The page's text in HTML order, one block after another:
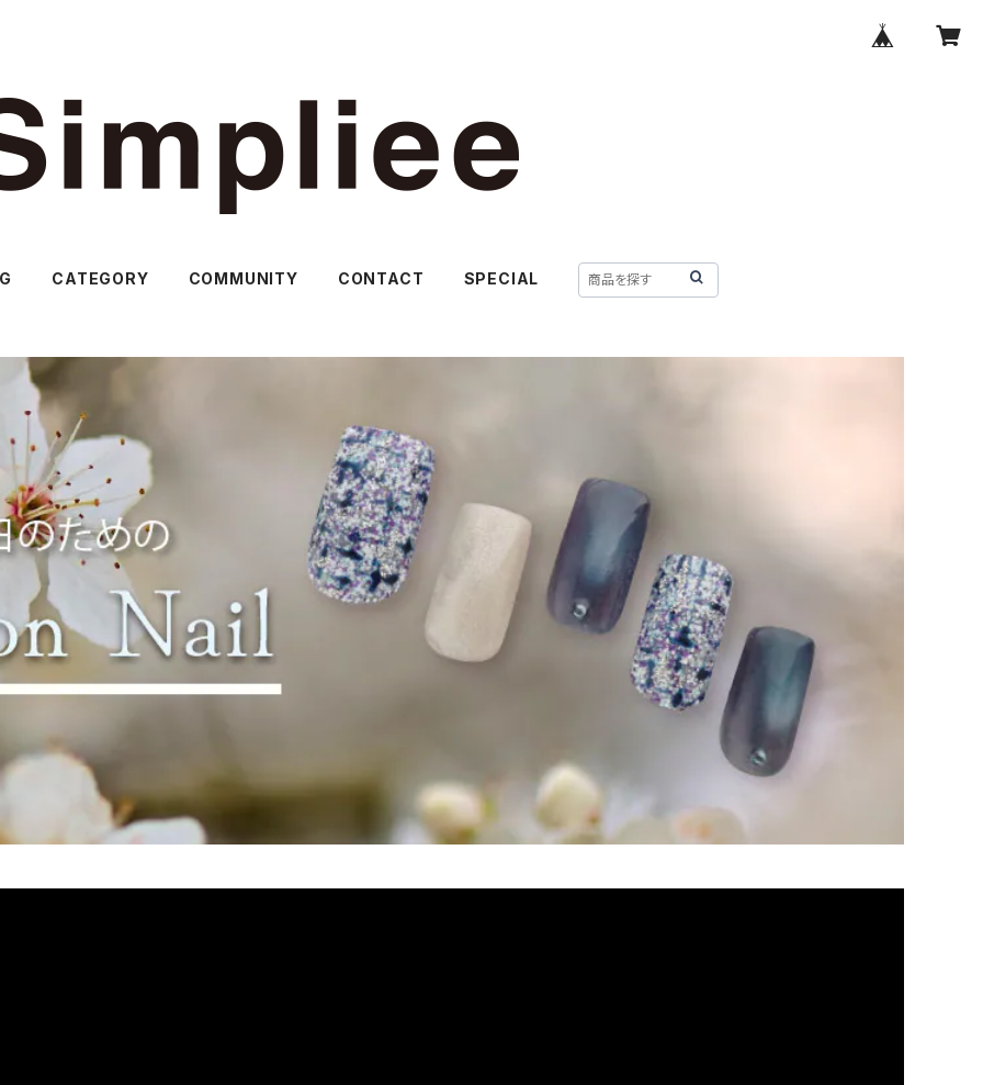
CATEGORY COMMUNITY CONTACT SPECIAL